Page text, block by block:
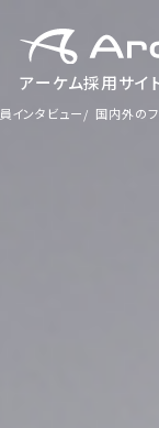
アーケム採用サイ
社員インタビュー 国内
インタビュー 国内外の